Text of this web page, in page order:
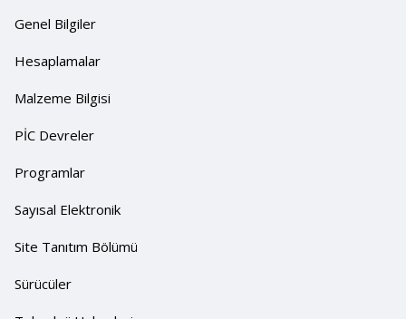
Genel Bilgiler
Hesaplamalar
Malzeme Bilgisi
PİC Devreler
Programlar
Sayısal Elektronik
Site Tanıtım Bölümü
Sürücüler